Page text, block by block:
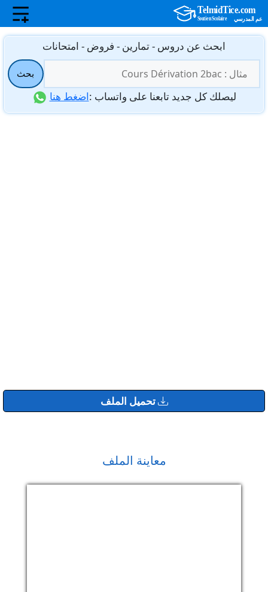
انتقل
المحتوى
ابحث عن دروس - تمارين - فروض - امتحانات
عن:
بحث
ليصلك كل جديد تابعنا على واتساب :اضغط هنا
تحميل الملف
معاينة الملف